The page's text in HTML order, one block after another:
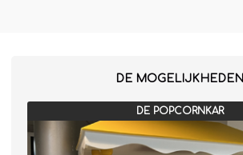
DE MOGELIJKHEDEN
DE POPCORNKAR